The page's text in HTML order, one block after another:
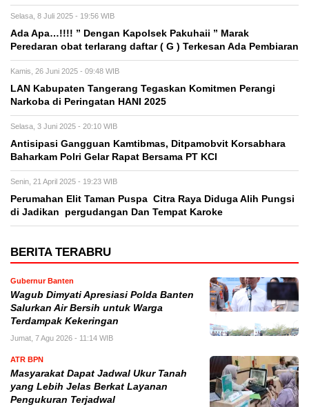
Selasa, 8 Juli 2025 - 19:56 WIB
Ada Apa…!!!! ” Dengan Kapolsek Pakuhaii ” Marak
Peredaran obat terlarang daftar ( G ) Terkesan Ada Pembiaran
Kamis, 26 Juni 2025 - 09:48 WIB
LAN Kabupaten Tangerang Tegaskan Komitmen Perangi
Narkoba di Peringatan HANI 2025
Selasa, 3 Juni 2025 - 20:10 WIB
Antisipasi Gangguan Kamtibmas, Ditpamobvit Korsabhara
Baharkam Polri Gelar Rapat Bersama PT KCI
Senin, 21 April 2025 - 19:23 WIB
Perumahan Elit Taman Puspa Citra Raya Diduga Alih Pungsi
di Jadikan pergudangan Dan Tempat Karoke
BERITA TERABRU
Gubernur Banten
Wagub Dimyati Apresiasi Polda Banten
Salurkan Air Bersih untuk Warga
Terdampak Kekeringan
Jumat, 7 Agu 2026 - 11:14 WIB
ATR BPN
Masyarakat Dapat Jadwal Ukur Tanah
yang Lebih Jelas Berkat Layanan
Pengukuran Terjadwal